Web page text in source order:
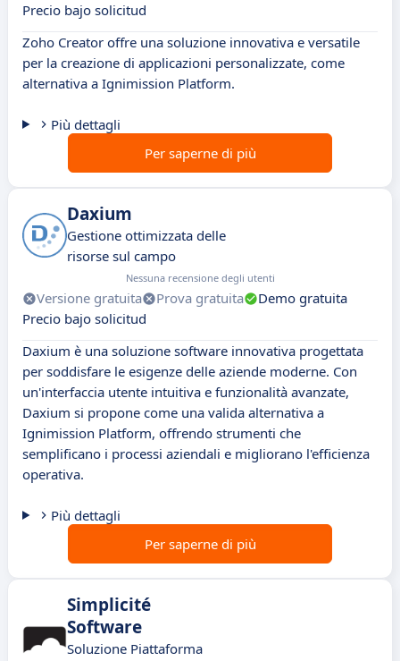
Precio bajo solicitud
Zoho Creator offre una soluzione innovativa e versatile
per la creazione di applicazioni personalizzate, come
alternativa a Ignimission Platform.
Più dettagli
Per saperne di più
Daxium
Gestione ottimizzata delle
risorse sul campo
Nessuna recensione degli utenti
Versione gratuita Prova gratuita
Demo gratuita
Precio bajo solicitud
Daxium è una soluzione software innovativa progettata
per soddisfare le esigenze delle aziende moderne. Con
un'interfaccia utente intuitiva e funzionalità avanzate,
Daxium si propone come una valida alternativa a
Ignimission Platform, offrendo strumenti che
semplificano i processi aziendali e migliorano l'efficienza
operativa.
Più dettagli
Per saperne di più
Simplicité
Software
Soluzione Piattaforma